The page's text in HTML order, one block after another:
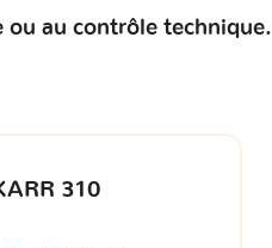
au contrôle technique.
310